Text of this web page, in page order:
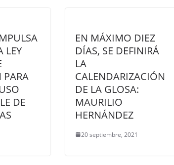
LEY
PARA
DE
EN MÁXIMO DIEZ
DÍAS, SE DEFINIRÁ
LA
CALENDARIZACIÓN
DE LA GLOSA:
MAURILIO
HERNÁNDEZ
20 septiembre, 2021